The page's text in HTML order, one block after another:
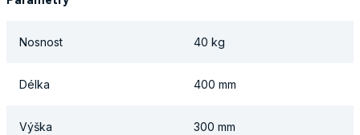
Nosnost 40 kg
Délka 400 mm
Výška 300 mm